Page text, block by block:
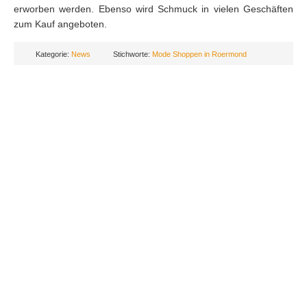
erworben werden. Ebenso wird Schmuck in vielen Geschäften
zum Kauf angeboten.
Kategorie: News Stichworte: Mode Shoppen in Roermond